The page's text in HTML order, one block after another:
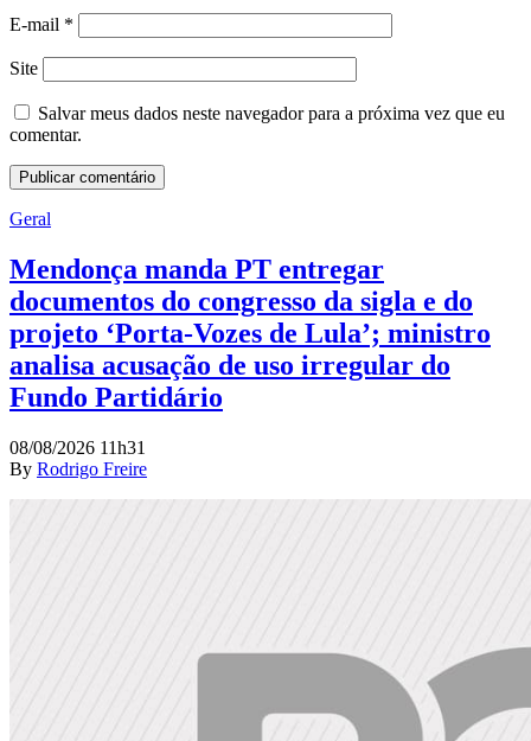
E-mail *
Site
Salvar meus dados neste navegador para a próxima vez que eu
comentar.
Geral
Mendonça manda PT entregar
documentos do congresso da sigla e do
projeto ‘Porta-Vozes de Lula’; ministro
analisa acusação de uso irregular do
Fundo Partidário
08/08/2026 11h31
By Rodrigo Freire